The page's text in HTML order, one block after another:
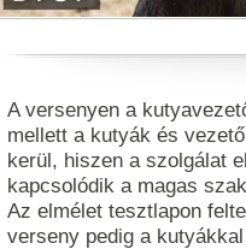
A versenyen a
mellett a kutyák és
kerül, hiszen a szolgálat
kapcsolódik a magas
Az elmélet tesztlapon
verseny pedig a